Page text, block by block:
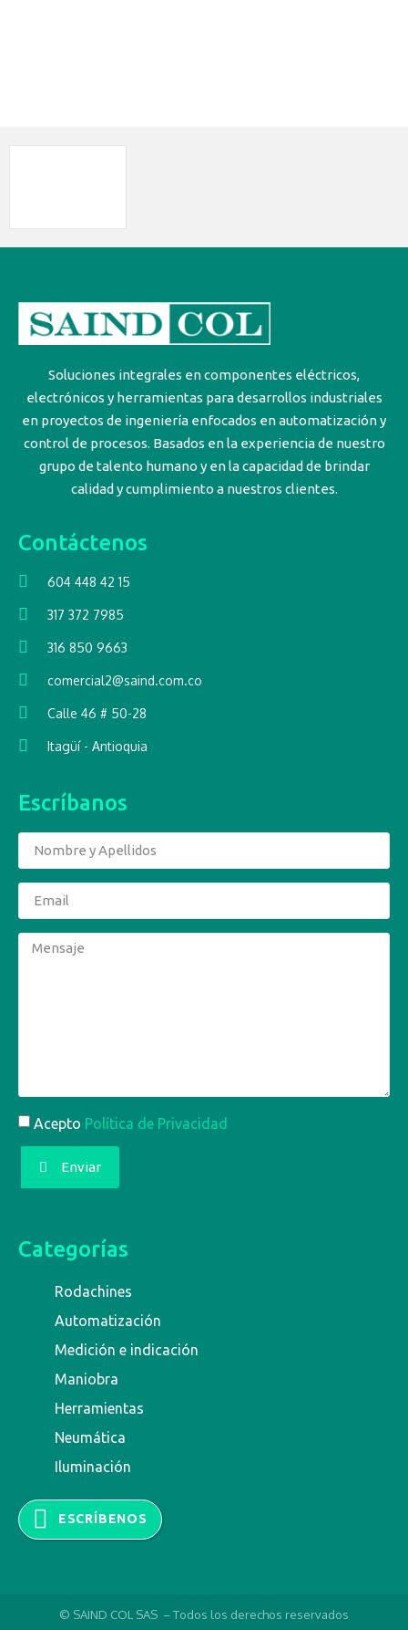
Soluciones integrales en componentes eléctricos,
electrónicos y herramientas para desarrollos industriales
en proyectos de ingeniería enfocados en automatización y
control de procesos. Basados en la experiencia de nuestro
grupo de talento humano y en la capacidad de brindar
calidad y cumplimiento a nuestros clientes.
Contáctenos
604 448 42 15
317 372 7985
316 850 9663
comercial2@saind.com.co
Calle 46 # 50-28
Itagüí - Antioquia
Escríbanos
Acepto Política de Privacidad
Enviar
Categorías
Rodachines
Automatización
Medición e indicación
Maniobra
Herramientas
Neumática
Iluminación
ESCRÍBENOS
© SAIND COL SAS – Todos los derechos reservados